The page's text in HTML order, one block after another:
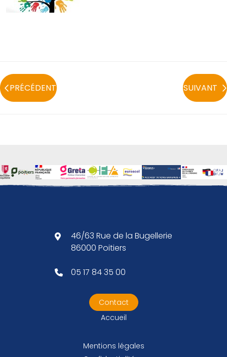
PRÉCÉDENT SUIVANT
46/63 Rue de la Bugellerie
86000 Poitiers
05 17 84 35 00
Contact
Accueil
Mentions légales